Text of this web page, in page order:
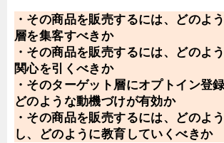
・その商品を販売するには、どのよ
層を集客すべきか
・その商品を販売するには、どのよ
関心を引くべきか
・そのターゲット層にオプトイン登
どのような動機づけが有効か
・その商品を販売するには、どのよ
し、どのように教育していくべきか